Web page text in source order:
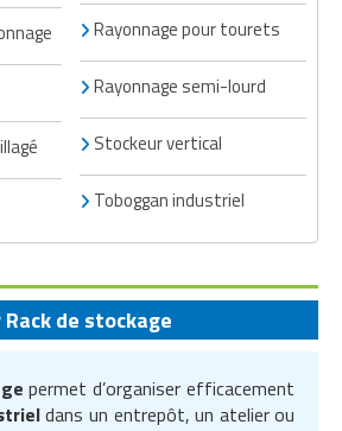
Rayonnage pour tourets
Rayonnage semi-lourd
Stockeur vertical
Toboggan industriel
de stockage
permet d’organiser efficacement
dans un entrepôt, un atelier ou